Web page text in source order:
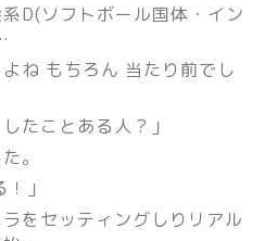
D(ソフトボール国体・イン
よね もちろん 当たり前でし
たことある人？」
。
」
をセッティングしりリアル